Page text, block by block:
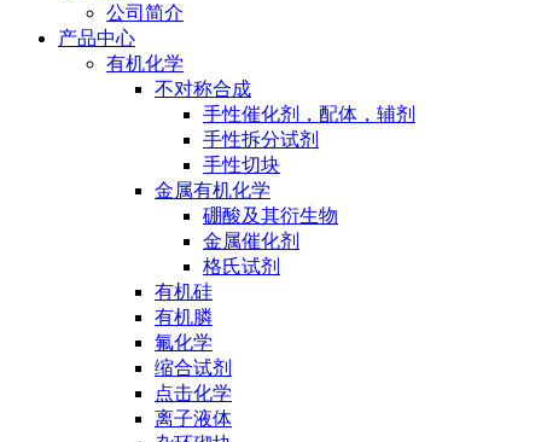
公司简介
产品中心
有机化学
不对称合成
手性催化剂，配体，辅剂
手性拆分试剂
手性切块
金属有机化学
硼酸及其衍生物
金属催化剂
格氏试剂
有机硅
有机膦
氟化学
缩合试剂
点击化学
离子液体